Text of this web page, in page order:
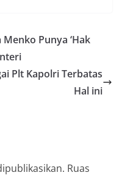
Punya ‘Hak
Plt Kapolri Terbatas
Hal ini
Ruas